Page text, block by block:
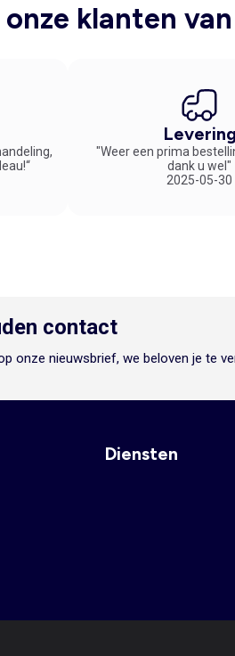
klanten
Levering
"Weer een prima
dank u wel"
2025-05-30
contact
onze nieuwsbrief, we beloven je te
Diensten